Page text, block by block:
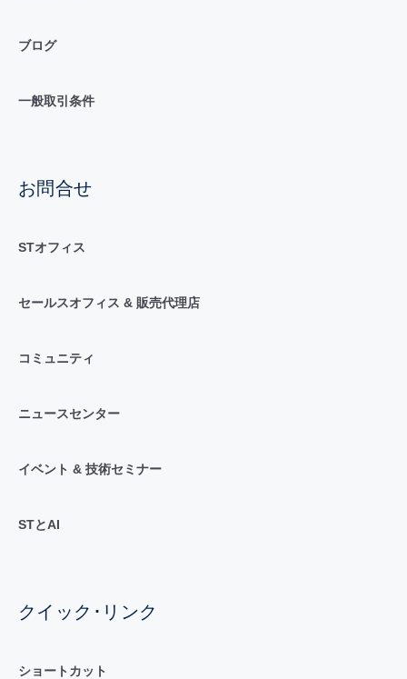
ブログ
一般取引条件
お問合せ
STオフィス
セールスオフィス & 販売代理店
コミュニティ
ニュースセンター
イベント & 技術セミナー
STとAI
クイック･リンク
ショートカット